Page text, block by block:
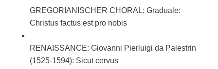
GREGORIANISCHER CHORAL: Graduale:
Christus factus est pro nobis
RENAISSANCE: Giovanni Pierluigi da Palestrina
(1525-1594): Sicut cervus